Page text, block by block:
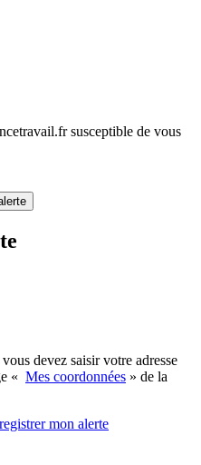
susceptible de vous
devez saisir votre adresse
« Mes coordonnées » de la
mon alerte